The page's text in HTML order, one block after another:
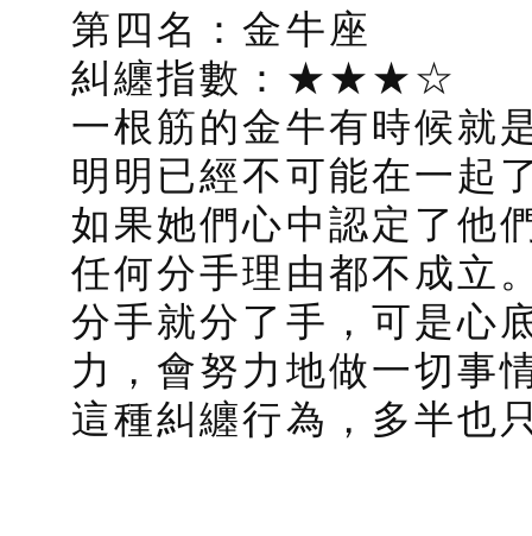
第四名：金牛座
糾纏指數：★★★☆
一根筋的金牛有時候
明明已經不可能在一起
如果她們心中認定了他
任何分手理由都不成立
分手就分了手，可是心
力，會努力地做一切事
這種糾纏行為，多半也